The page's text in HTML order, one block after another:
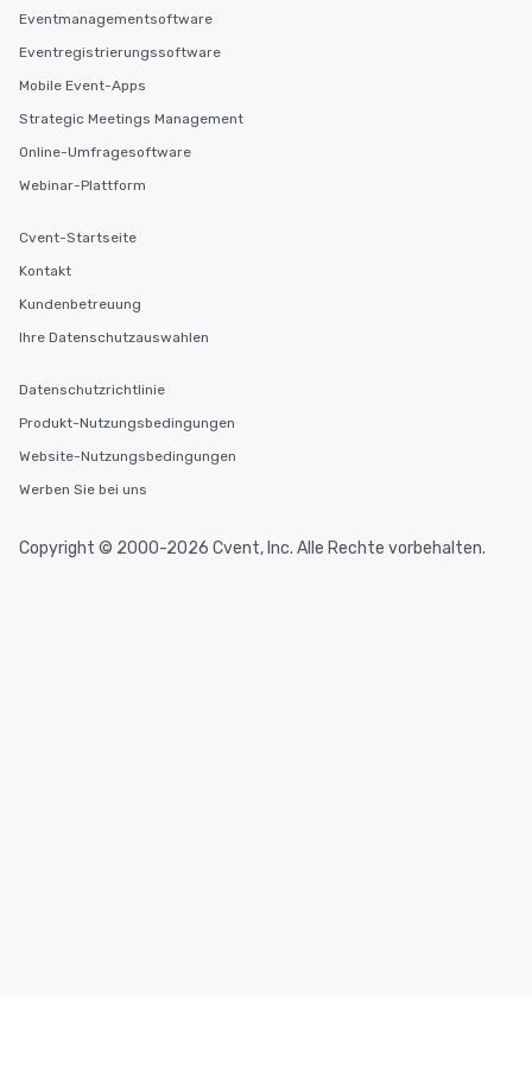
Eventmanagementsoftware
Eventregistrierungssoftware
Mobile Event-Apps
Strategic Meetings Management
Online-Umfragesoftware
Webinar-Plattform
Cvent-Startseite
Kontakt
Kundenbetreuung
Ihre Datenschutzauswahlen
Datenschutzrichtlinie
Produkt-Nutzungsbedingungen
Website-Nutzungsbedingungen
Werben Sie bei uns
Copyright © 2000-2026 Cvent, Inc. Alle Rechte vorbehalten.